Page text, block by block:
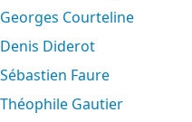
Georges Courteline
Denis Diderot
Sébastien Faure
Théophile Gautier